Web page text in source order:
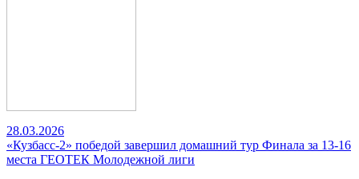
28.03.2026
«Кузбасс-2» победой завершил домашний тур Финала за 13-16
места ГЕОТЕК Молодежной лиги